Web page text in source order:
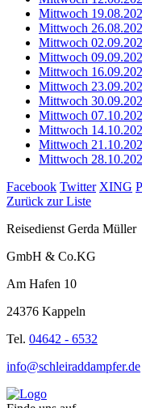
Mittwoch
Mittwoch
Mittwoch
Mittwoch
Mittwoch
Mittwoch
Mittwoch
Mittwoch
Mittwoch
Mittwoch
Mittwoch
Facebook Twitter XING
Zurück zur Liste
Reisedienst Gerda Müller
GmbH & Co.KG
Am Hafen 10
24376 Kappeln
Tel. 04642 - 6532
info@schleiraddampfer.de